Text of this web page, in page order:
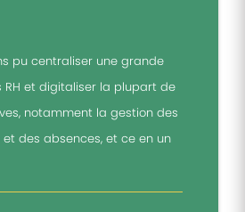
pu centraliser une grande
RH et digitaliser la plupart de
notamment la gestion des
et des absences, et ce en un